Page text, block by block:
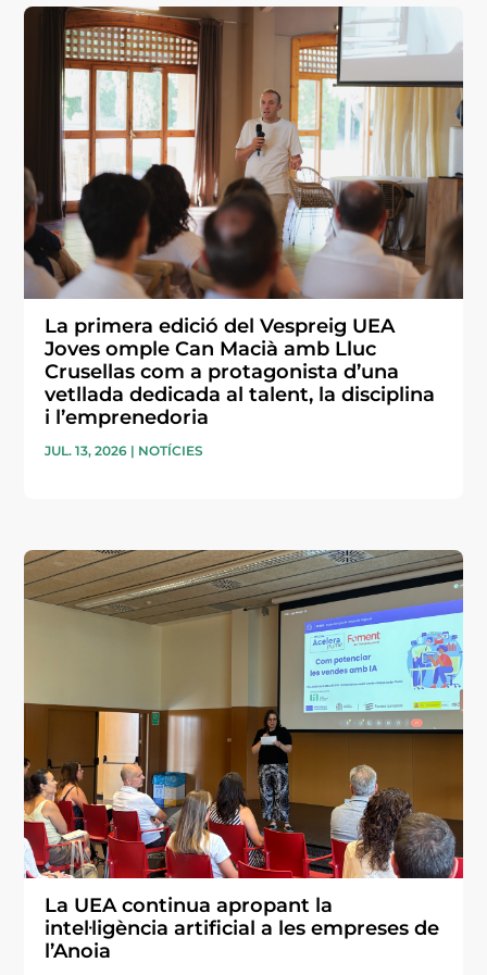
La primera edició del Vespreig UEA
Joves omple Can Macià amb Lluc
Crusellas com a protagonista d’una
vetllada dedicada al talent, la disciplina
i l’emprenedoria
JUL. 13, 2026 | NOTÍCIES
La UEA continua apropant la
intel·ligència artificial a les empreses de
l’Anoia